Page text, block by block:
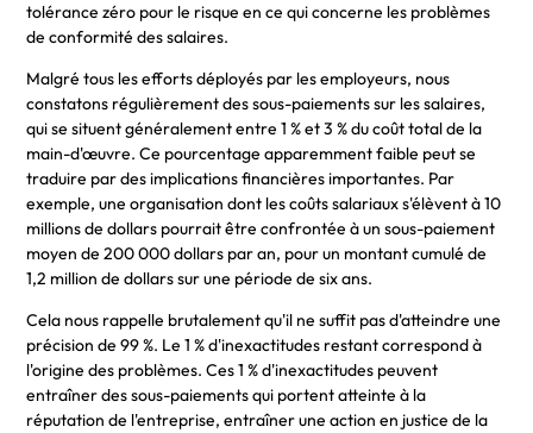
tolérance zéro pour le risque en ce qui concerne les problèmes
de conformité des salaires.
Malgré tous les efforts déployés par les employeurs, nous
constatons régulièrement des sous-paiements sur les salaires,
qui se situent généralement entre 1 % et 3 % du coût total de la
main-d'œuvre. Ce pourcentage apparemment faible peut se
traduire par des implications financières importantes. Par
exemple, une organisation dont les coûts salariaux s'élèvent à 10
millions de dollars pourrait être confrontée à un sous-paiement
moyen de 200 000 dollars par an, pour un montant cumulé de
1,2 million de dollars sur une période de six ans.
Cela nous rappelle brutalement qu'il ne suffit pas d'atteindre une
précision de 99 %. Le 1 % d'inexactitudes restant correspond à
l'origine des problèmes. Ces 1 % d'inexactitudes peuvent
entraîner des sous-paiements qui portent atteinte à la
réputation de l'entreprise, entraîner une action en justice de la